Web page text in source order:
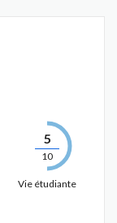
5
10
Vie étudiante